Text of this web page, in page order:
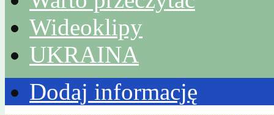
Wideoklipy
UKRAINA
Dodaj informację